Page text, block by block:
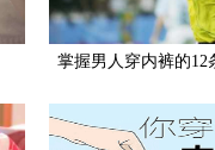
掌握男人穿内裤的12